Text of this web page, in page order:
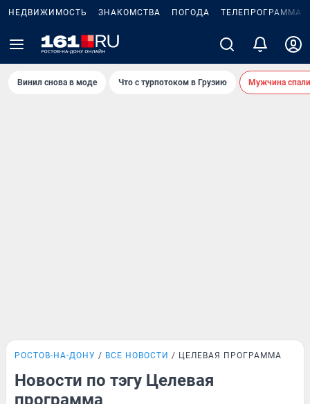
НЕДВИЖИМОСТЬ ЗНАКОМСТВА ПОГОДА ТЕЛЕПРОГРАММА
Винил снова в моде Что с турпотоком в Грузию Мужчина
РОСТОВ-НА-ДОНУ ВСЕ НОВОСТИ ЦЕЛЕВАЯ ПРОГРАММА
Новости по тэгу Целевая
программа